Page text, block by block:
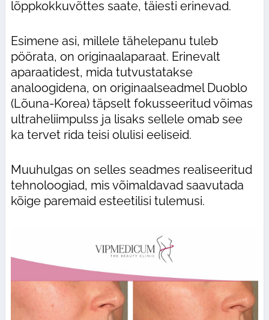
lõppkokkuvõttes saate, täiesti erinevad.
Esimene asi, millele tähelepanu tuleb
pöörata, on originaalaparaat. Erinevalt
aparaatidest, mida tutvustatakse
analoogidena, on originaalseadmel Duoblo
(Lõuna-Korea) täpselt fokusseeritud võimas
ultraheliimpulss ja lisaks sellele omab see
ka tervet rida teisi olulisi eeliseid.
Muuhulgas on selles seadmes realiseeritud
tehnoloogiad, mis võimaldavad saavutada
kõige paremaid esteetilisi tulemusi.